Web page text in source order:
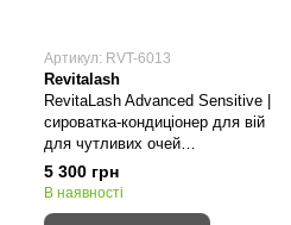
Артикул: RVT-6013
Revitalash
RevitaLash Advanced Sensitive |
сироватка-кондиціонер для вій
для чутливих очей
REVITALASH
5 300 грн
В наявності